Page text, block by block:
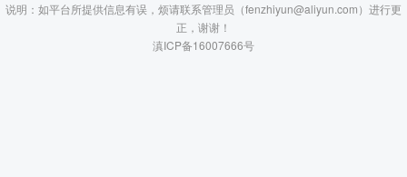
说明：如平台所提供信息有误，烦请联系管理员（fenzhiyun@aliyun.com）进行更
正，谢谢！
滇ICP备16007666号